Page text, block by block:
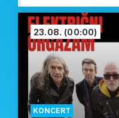
KONCERT
23.08. (00:00)